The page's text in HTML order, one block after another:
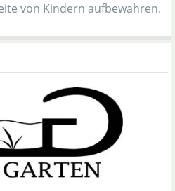
von Kindern aufbewahren.